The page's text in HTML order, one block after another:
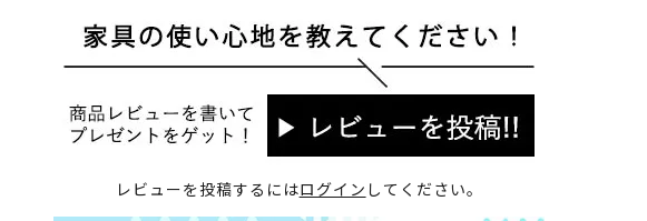
レビューを投稿するにはログイン してください。